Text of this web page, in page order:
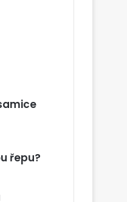
řepu?